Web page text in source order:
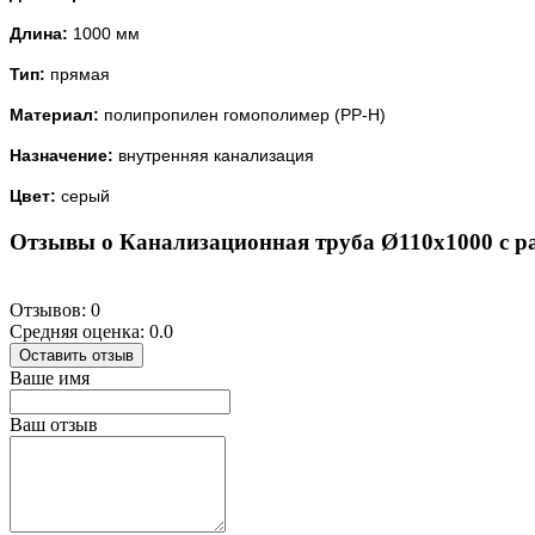
Длина: 1000 мм
Тип: прямая
Материал: полипропилен гомополимер (PP-H)
Назначение: внутренняя канализация
Цвет: серый
Отзывы о Канализационная труба Ø110х1000 с
Отзывов: 0
Средняя оценка: 0.0
Оставить отзыв
Ваше имя
Ваш отзыв